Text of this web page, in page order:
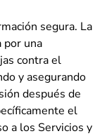
segura. La
por una
contra el
y asegurando
después de
el
a los Servicios y